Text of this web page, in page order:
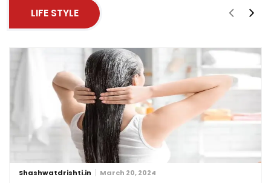
LIFE STYLE
Shashwatdrishti.in March 20, 2024